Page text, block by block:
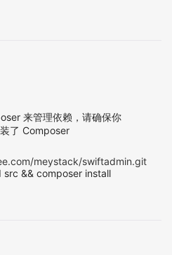
来管理依赖，请确保你
了 Composer
meystack/swiftadmin.git
src && composer install